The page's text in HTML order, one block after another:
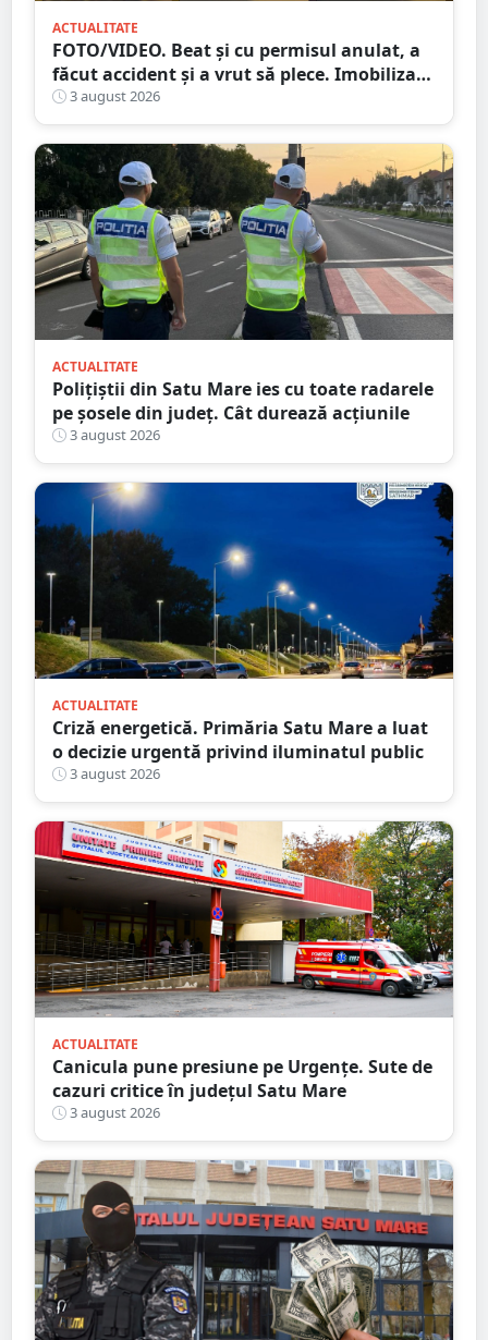
ACTUALITATE
FOTO/VIDEO. Beat și cu permisul anulat, a
făcut accident și a vrut să plece. Imobilizat
de trecători
3 august 2026
ACTUALITATE
Polițiștii din Satu Mare ies cu toate radarele
pe șosele din județ. Cât durează acțiunile
3 august 2026
ACTUALITATE
Criză energetică. Primăria Satu Mare a luat
o decizie urgentă privind iluminatul public
3 august 2026
ACTUALITATE
Canicula pune presiune pe Urgențe. Sute de
cazuri critice în județul Satu Mare
3 august 2026